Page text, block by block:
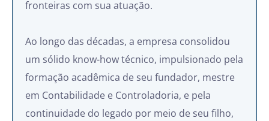
fronteiras com sua atuação.
Ao longo das décadas, a empresa consolidou
um sólido know-how técnico, impulsionado pela
formação acadêmica de seu fundador, mestre
em Contabilidade e Controladoria, e pela
continuidade do legado por meio de seu filho,